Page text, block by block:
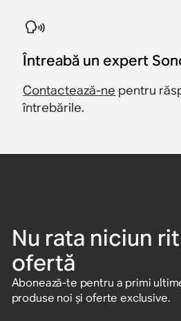
Întreabă un expert
Contactează-ne pentru
întrebările.
Nu rata niciun
ofertă
Abonează-te pentru a primi
produse noi și oferte exclusive.